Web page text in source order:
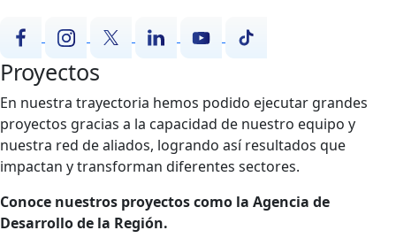
Proyectos
En nuestra trayectoria hemos podido ejecutar grandes
proyectos gracias a la capacidad de nuestro equipo y
nuestra red de aliados, logrando así resultados que
impactan y transforman diferentes sectores.
Conoce nuestros proyectos como la Agencia de
Desarrollo de la Región.